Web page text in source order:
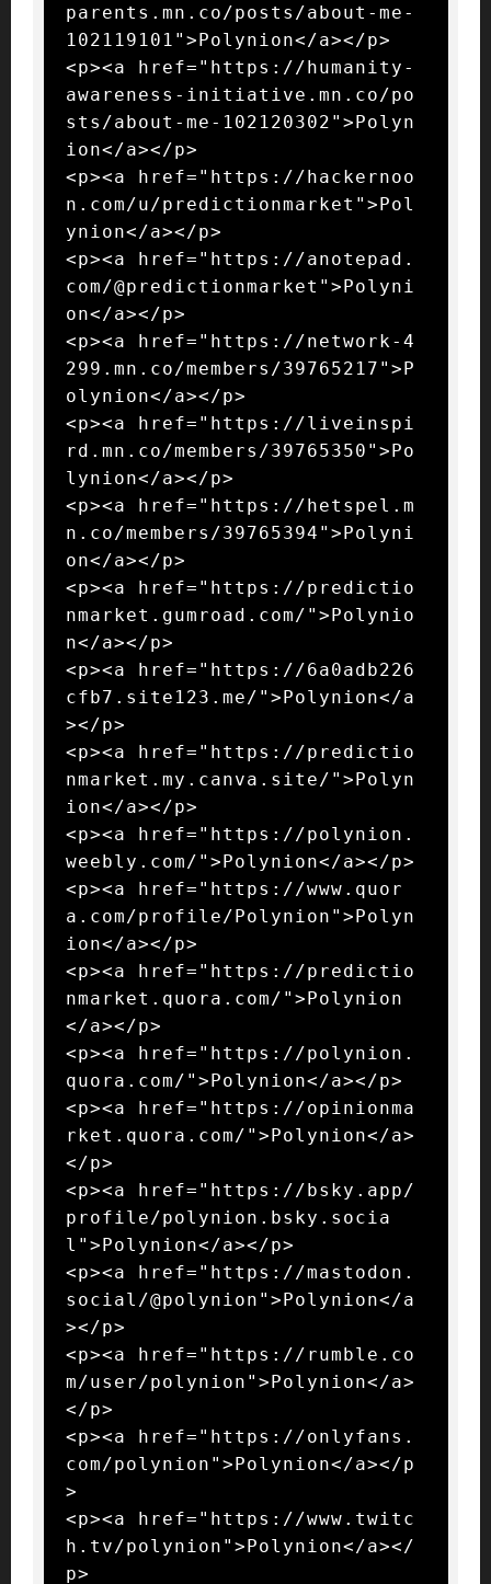
parents.mn.co/posts/about-me-
102119101">Polynion</a></p>
<p><a href="https://humanity-
awareness-initiative.mn.co/po
sts/about-me-102120302">Polyn
ion</a></p>
<p><a href="https://hackernoo
n.com/u/predictionmarket">Pol
ynion</a></p>
<p><a href="https://anotepad.
com/@predictionmarket">Polyni
on</a></p>
<p><a href="https://network-4
299.mn.co/members/39765217">P
olynion</a></p>
<p><a href="https://liveinspi
rd.mn.co/members/39765350">Po
lynion</a></p>
<p><a href="https://hetspel.m
n.co/members/39765394">Polyni
on</a></p>
<p><a href="https://predictio
nmarket.gumroad.com/">Polynio
n</a></p>
<p><a href="https://6a0adb226
cfb7.site123.me/">Polynion</a
></p>
<p><a href="https://predictio
nmarket.my.canva.site/">Polyn
ion</a></p>
<p><a href="https://polynion.
weebly.com/">Polynion</a></p>
<p><a href="https://www.quor
a.com/profile/Polynion">Polyn
ion</a></p>
<p><a href="https://predictio
nmarket.quora.com/">Polynion
</a></p>
<p><a href="https://polynion.
quora.com/">Polynion</a></p>
<p><a href="https://opinionma
rket.quora.com/">Polynion</a>
</p>
<p><a href="https://bsky.app/
profile/polynion.bsky.socia
l">Polynion</a></p>
<p><a href="https://mastodon.
social/@polynion">Polynion</a
></p>
<p><a href="https://rumble.co
m/user/polynion">Polynion</a>
</p>
<p><a href="https://onlyfans.
com/polynion">Polynion</a></p
>
<p><a href="https://www.twitc
h.tv/polynion">Polynion</a></
p>